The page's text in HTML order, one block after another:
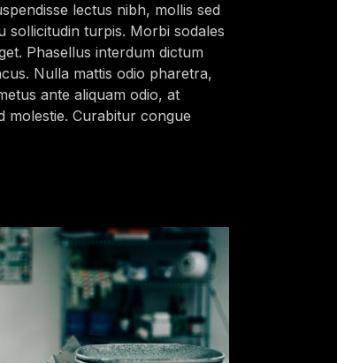
lectus nibh, mollis sed
sollicitudin turpis. Morbi sodales
Phasellus interdum dictum
Nulla mattis odio pharetra,
ante aliquam odio, at
molestie. Curabitur congue